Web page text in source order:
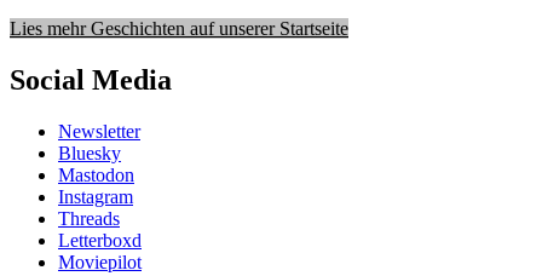
Lies mehr Geschichten auf unserer Startseite
Social Media
Newsletter
Bluesky
Mastodon
Instagram
Threads
Letterboxd
Moviepilot